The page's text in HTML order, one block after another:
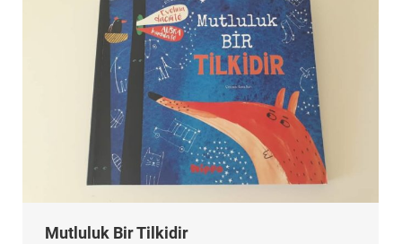
Mutluluk Bir Tilkidir